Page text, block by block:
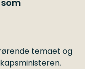
temaet og